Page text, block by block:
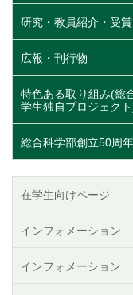
研究・教員紹介・受
広報・刊行物
特色ある取り組み(総
学生独自プロジェク
総合科学部創立50周
在学生向けページ
インフォメーション
インフォメーション